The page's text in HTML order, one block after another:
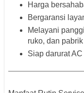
Harga
Bergaransi
Melayani
ruko, dan pabrik
Siap darurat